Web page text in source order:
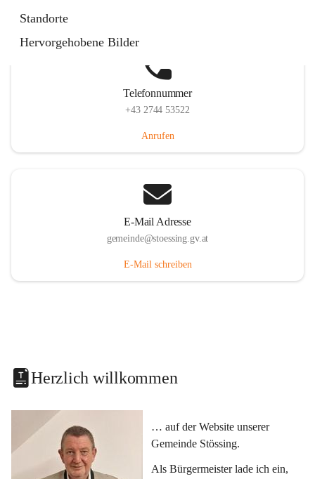
Standorte
Hervorgehobene Bilder
Telefonnummer
+43 2744 53522
Anrufen
E-Mail Adresse
gemeinde@stoessing.gv.at
E-Mail schreiben
Herzlich willkommen
… auf der Website unserer
Gemeinde Stössing.
Als Bürgermeister lade ich ein,